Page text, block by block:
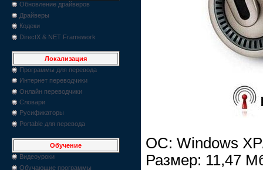
Обновление драйверов
Драйверы
Кодеки
DirectX & NET Framework
Локализация
Программы для перевода
Интернет переводчики
Онлайн переводчики
Словари
Русификаторы
Portable для перевода
Обучение
Видеоуроки
Обучающие программы
ОС: Windows
Размер: 11,47